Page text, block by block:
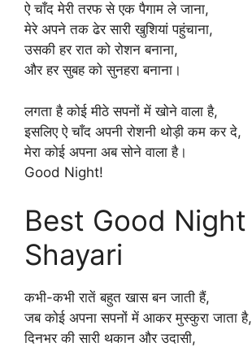
ऐ चाँद मेरी तरफ से एक पैगाम ले जाना,
मेरे अपने तक ढेर सारी खुशियां पहुंचाना,
उसकी हर रात को रोशन बनाना,
और हर सुबह को सुनहरा बनाना।
लगता है कोई मीठे सपनों में खोने वाला है,
इसलिए ऐ चाँद अपनी रोशनी थोड़ी कम कर दे,
मेरा कोई अपना अब सोने वाला है।
Good Night!
Best Good Night
Shayari
कभी-कभी रातें बहुत खास बन जाती हैं,
जब कोई अपना सपनों में आकर मुस्कुरा जाता है,
दिनभर की सारी थकान और उदासी,